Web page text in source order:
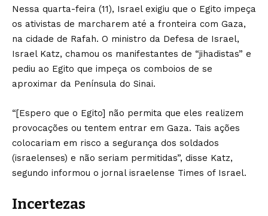
Nessa quarta-feira (11), Israel exigiu que o Egito impeça
os ativistas de marcharem até a fronteira com Gaza,
na cidade de Rafah. O ministro da Defesa de Israel,
Israel Katz, chamou os manifestantes de “jihadistas” e
pediu ao Egito que impeça os comboios de se
aproximar da Península do Sinai.
“[Espero que o Egito] não permita que eles realizem
provocações ou tentem entrar em Gaza. Tais ações
colocariam em risco a segurança dos soldados
(israelenses) e não seriam permitidas”, disse Katz,
segundo informou o jornal israelense Times of Israel.
Incertezas